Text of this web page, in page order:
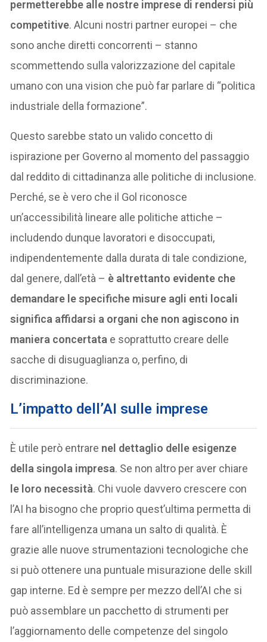
permetterebbe alle nostre imprese di rendersi più
competitive. Alcuni nostri partner europei – che
sono anche diretti concorrenti – stanno
scommettendo sulla valorizzazione del capitale
umano con una vision che può far parlare di “politica
industriale della formazione”.
Questo sarebbe stato un valido concetto di
ispirazione per Governo al momento del passaggio
dal reddito di cittadinanza alle politiche di inclusione.
Perché, se è vero che il Gol riconosce
un’accessibilità lineare alle politiche attiche –
includendo dunque lavoratori e disoccupati,
indipendentemente dalla durata di tale condizione,
dal genere, dall’età – è altrettanto evidente che
demandare le specifiche misure agli enti locali
significa affidarsi a organi che non agiscono in
maniera concertata e soprattutto creare delle
sacche di disuguaglianza o, perfino, di
discriminazione.
L’impatto dell’AI sulle imprese
È utile però entrare nel dettaglio delle esigenze
della singola impresa. Se non altro per aver chiare
le loro necessità. Chi vuole davvero crescere con
l’AI ha bisogno che proprio quest’ultima permetta di
fare all’intelligenza umana un salto di qualità. È
grazie alle nuove strumentazioni tecnologiche che
si può ottenere una puntuale misurazione delle skill
gap interne. Ed è sempre per mezzo dell’AI che si
può assemblare un pacchetto di strumenti per
l’aggiornamento delle competenze del singolo